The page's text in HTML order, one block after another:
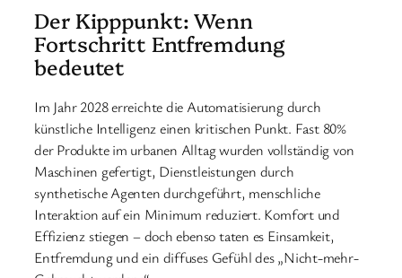
Der Kipppunkt: Wenn
Fortschritt Entfremdung
bedeutet
Im Jahr 2028 erreichte die Automatisierung durch
künstliche Intelligenz einen kritischen Punkt. Fast 80%
der Produkte im urbanen Alltag wurden vollständig von
Maschinen gefertigt, Dienstleistungen durch
synthetische Agenten durchgeführt, menschliche
Interaktion auf ein Minimum reduziert. Komfort und
Effizienz stiegen – doch ebenso taten es Einsamkeit,
Entfremdung und ein diffuses Gefühl des „Nicht-mehr-